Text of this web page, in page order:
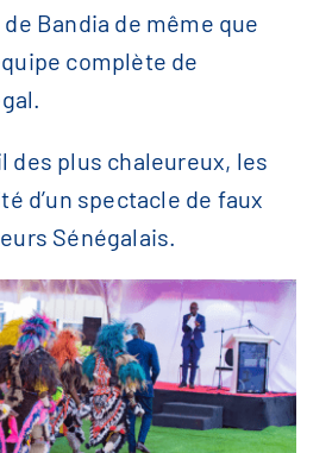
Bandia de même que
complète de
des plus chaleureux, les
d’un spectacle de faux
Sénégalais.